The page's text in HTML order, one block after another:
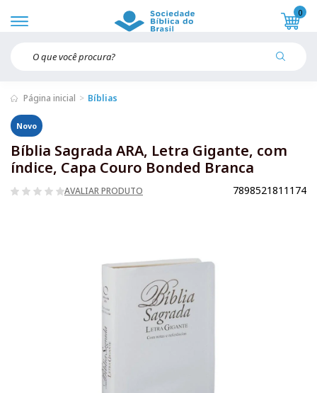
0
Página inicial Bíblias
Novo
Bíblia Sagrada ARA, Letra Gigante, com
índice, Capa Couro Bonded Branca
AVALIAR PRODUTO 7898521811174